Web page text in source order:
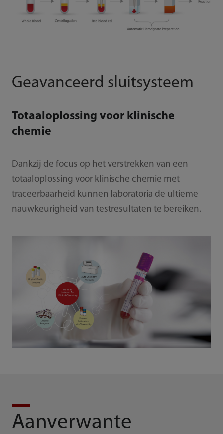
Geavanceerd sluitsysteem
Totaaloplossing voor klinische
chemie
Dankzij de focus op het verstrekken van een
totaaloplossing voor klinische chemie met
traceerbaarheid kunnen laboratoria de ultieme
nauwkeurigheid van testresultaten te bereiken.
Aanverwante